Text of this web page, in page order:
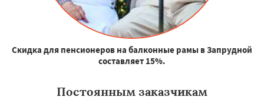
Скидка для пенсионеров на балконные рамы в Запрудной
составляет 15%.
Постоянным заказчикам